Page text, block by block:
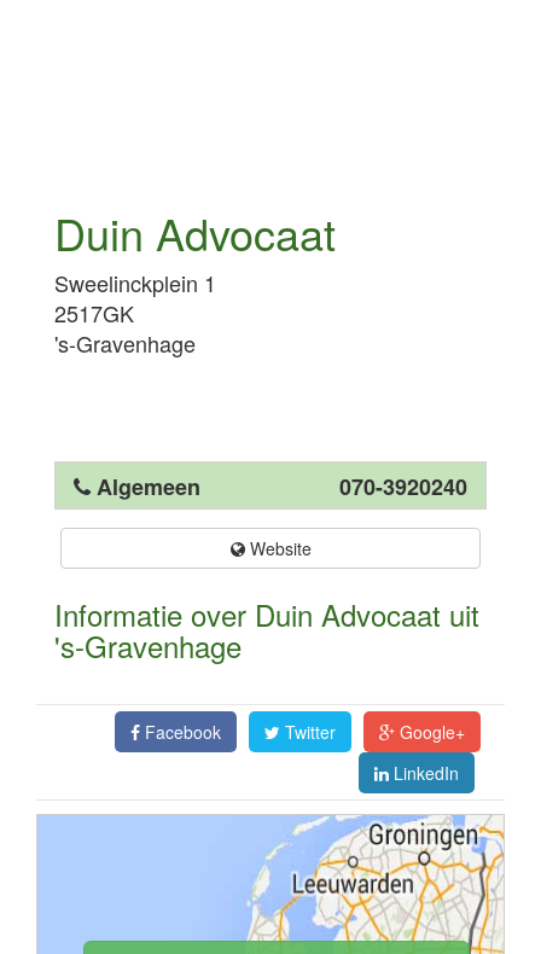
Duin Advocaat
Sweelinckplein 1
2517GK
's-Gravenhage
Algemeen 070-3920240
Website
Informatie over Duin Advocaat uit
's-Gravenhage
Facebook Twitter
Google+
LinkedIn